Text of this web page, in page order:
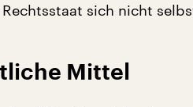
sich nicht
Mittel